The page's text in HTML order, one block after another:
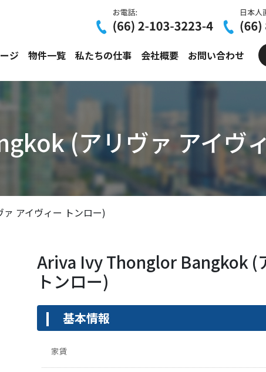
ジ 物件一覧 私たちの仕事 会社概要 お問い合わせ
(アリヴァ アイヴ
アイヴィー トンロー)
Ariva Ivy Thonglor Bangkok (
トンロー)
基本情報
家賃